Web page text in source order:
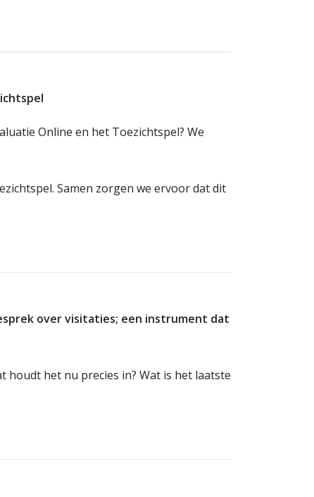
Online en het Toezichtspel? We
Samen zorgen we ervoor dat dit
over visitaties; een instrument dat
houdt het nu precies in? Wat is het laatste